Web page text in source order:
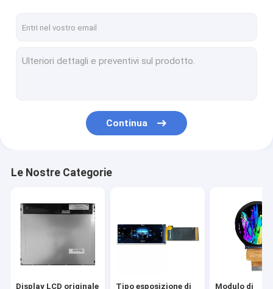
Spettacolo VR
Display LCD originale
Tipo esposizione di Antivari di LCD
Continua
Le Nostre Categorie
Display LCD originale Tipo esposizione di Modulo di